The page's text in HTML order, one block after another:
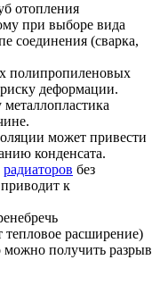
отопления
при выборе вида
соединения (сварка,
полипропиленовых
деформации.
может привести
конденсата.
радиаторов без
к
расширение)
получить разрыв